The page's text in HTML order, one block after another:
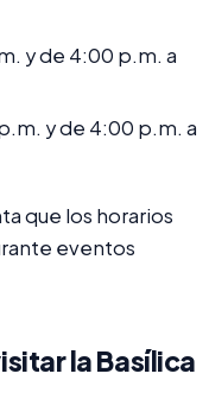
y de 4:00 p.m. a
y de 4:00 p.m. a
que los horarios
eventos
la Basílica